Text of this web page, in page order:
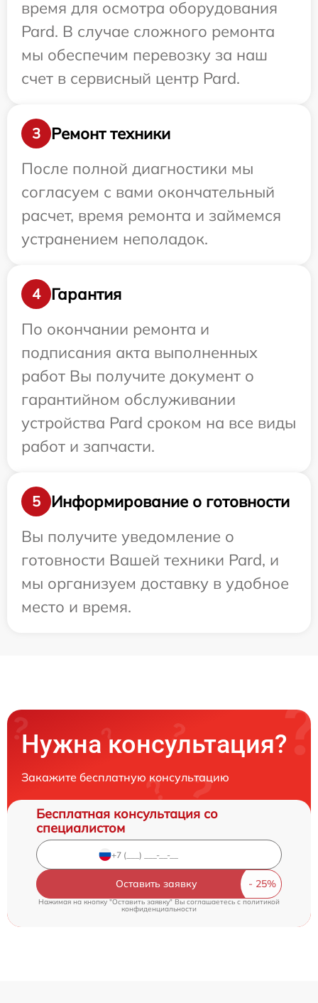
время для осмотра оборудования
Pard. В случае сложного ремонта
мы обеспечим перевозку за наш
счет в сервисный центр Pard.
3
Ремонт техники
После полной диагностики мы
согласуем с вами окончательный
расчет, время ремонта и займемся
устранением неполадок.
4
Гарантия
По окончании ремонта и
подписания акта выполненных
работ Вы получите документ о
гарантийном обслуживании
устройства Pard сроком на все виды
работ и запчасти.
5
Информирование о готовности
Вы получите уведомление о
готовности Вашей техники Pard, и
мы организуем доставку в удобное
место и время.
Нужна консультация?
Закажите бесплатную консультацию
Бесплатная консультация со
специалистом
Оставить заявку
Нажимая на кнопку "Оставить заявку" Вы соглашаетесь c политикой
конфиденциальности